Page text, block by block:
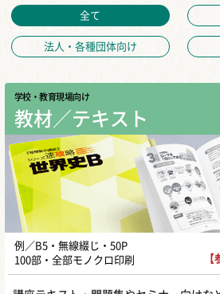
全て
法人・各種団体向け
学校・教育現場向け
教材／テキスト
例／B5・無線綴じ・50P
100部・全部モノクロ印刷